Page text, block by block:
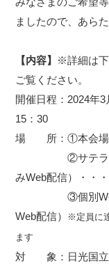
ましたので、あら
【内容】 ※詳細は
ご覧ください。
開催日程：2024年3
15：30
場 所：①本会場
②サテライト会
みWeb配信）・・
③個別Web参
Web配信）
※定員に
ます
対 象：日光国立